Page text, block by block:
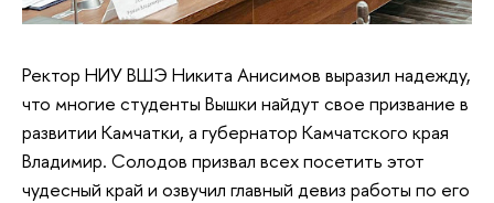
Ректор НИУ ВШЭ Никита Анисимов выразил надежду,
что многие студенты Вышки найдут свое призвание в
развитии Камчатки, а губернатор Камчатского края
Владимир. Солодов призвал всех посетить этот
чудесный край и озвучил главный девиз работы по его